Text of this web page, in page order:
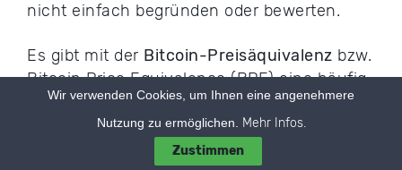
nicht einfach begründen oder bewerten.
Es gibt mit der Bitcoin-Preisäquivalenz bzw.
Bitcoin Price Equivalence (BPE) eine häufig
verwendete Methode zum Bewerten von
Kryptowährungen untereinander und in
erster Linie mit dem Preis von Bitcoin.
Wir verwenden Cookies, um Ihnen eine angenehmere
Nutzung zu ermöglichen.
Mehr Infos.
Zustimmen